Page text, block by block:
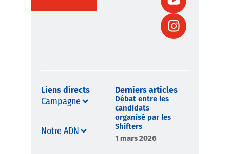
Liens directs
Campagne
Notre ADN
Derniers articles
Débat entre les
candidats
organisé par les
Shifters
1 mars 2026